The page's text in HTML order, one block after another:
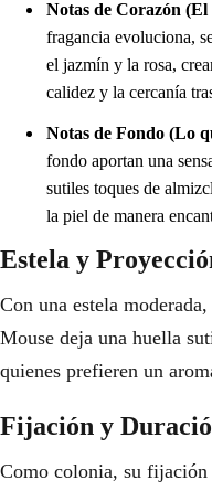
Notas de Corazón
fragancia evoluciona,
el jazmín y la rosa,
calidez y la cercanía
Notas de Fondo (Lo
fondo aportan una
sutiles toques de
la piel de manera
Estela y
Con una estela
Mouse deja una huella
quienes prefieren un
Fijación y
Como colonia, su fijación